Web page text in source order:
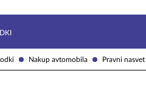
Nakup avtomobila Pravni nasvet